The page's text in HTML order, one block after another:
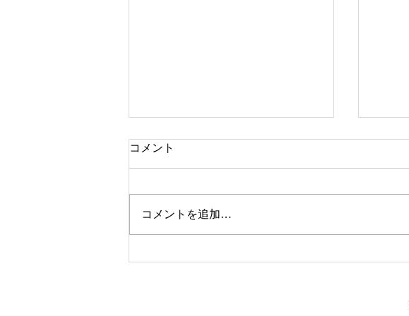
デザインの仕事
コメント
コメントを追加…